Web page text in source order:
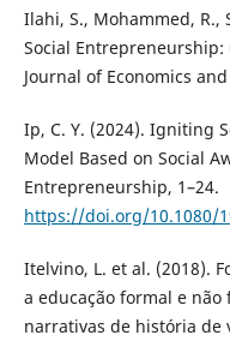
Ilahi, S., Mohammed, R.,
Social
Journal of Economics
Ip, C. Y. (2024). Igniting
Model Based on Social
Entrepreneurship, 1–24.
https://doi.org/10.1080/
Itelvino, L. et al. (2018).
a educação formal e
narrativas de história de